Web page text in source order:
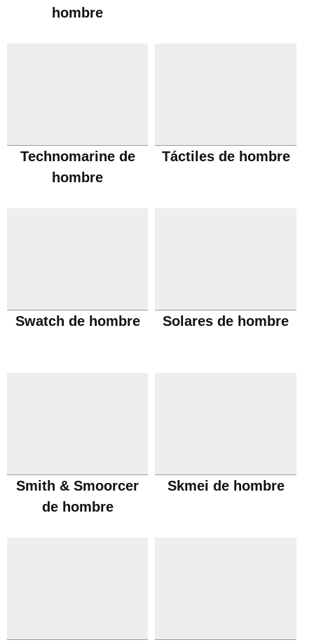
hombre
Technomarine de
hombre
Táctiles de hombre
Swatch de hombre Solares de hombre
Smith & Smoorcer
de hombre
Skmei de hombre